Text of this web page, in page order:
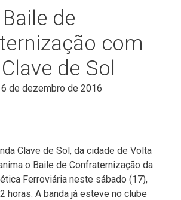
de
com
de Sol
de dezembro de 2016
Clave de Sol, da cidade de Volta
o Baile de Confraternização da
Ferroviária neste sábado (17),
horas. A banda já esteve no clube